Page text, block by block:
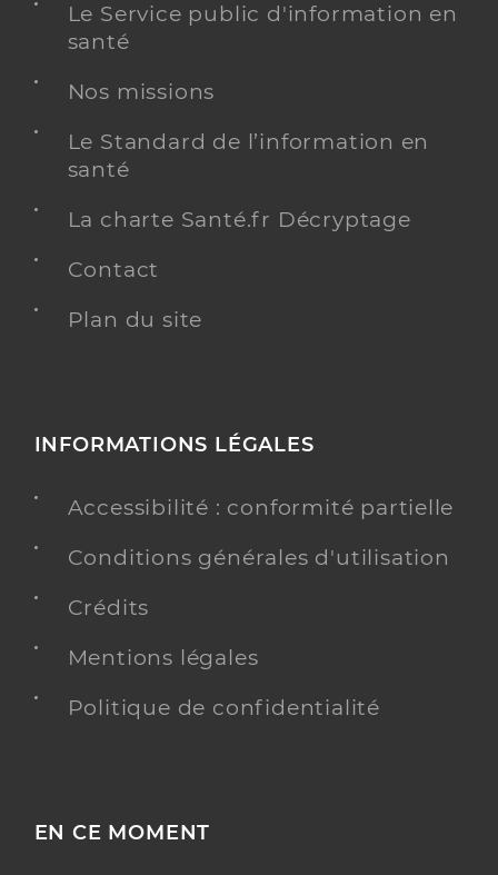
Le Service public d'information en
santé
Nos missions
Le Standard de l’information en
santé
La charte Santé.fr Décryptage
Contact
Plan du site
INFORMATIONS LÉGALES
Accessibilité : conformité partielle
Conditions générales d'utilisation
Crédits
Mentions légales
Politique de confidentialité
EN CE MOMENT